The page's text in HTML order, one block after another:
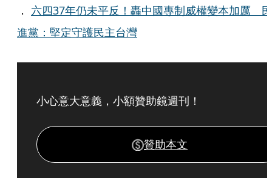
． 六四37年仍未平反！轟中國專制威權變本加厲 民
進黨：堅定守護民主台灣
小心意大意義，小額贊助鏡週刊！
贊助本文